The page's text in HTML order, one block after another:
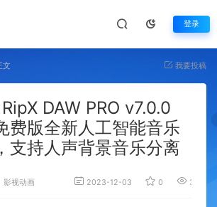
登录
文 我要投稿
RipX DAW PRO v7.0.0
费版全新人工智能音乐
支持人声背景音乐分离
影视动画 2023-12-03 0 3,631